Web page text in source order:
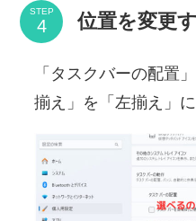
STEP 位置を変更
「タスクバーの配置
揃え」を「左揃え」